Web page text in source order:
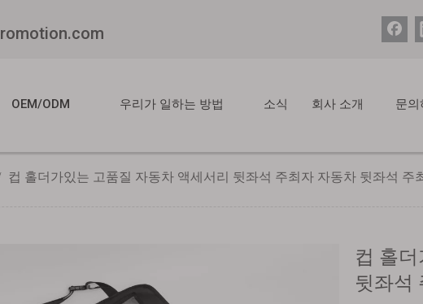
OEM/ODM 우리가 일하는 방법 소식 회사 소개 문의
컵 홀더가있는 고품질 자동차 액세서리 뒷좌석 주최자 자동차 뒷좌석 주
컵 홀
뒷좌석